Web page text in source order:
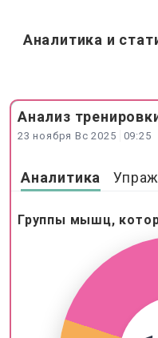
Аналитика и
Анализ
23 ноября Вс 2025 09:25
Аналитика
Группы мышц,